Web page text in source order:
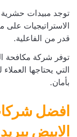
توجد مبيدات حشرية
الاستراتيجيات
قدر من الفاعلية.
توفر شركة مكافحة
التي يحتاجها
بأمان.
افضل
الابيض